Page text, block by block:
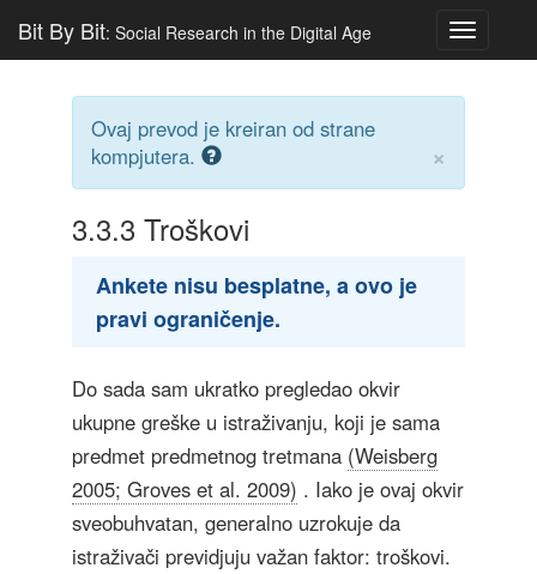
Toggle
Bit By Bit: Social Research in the Digital Age
Ovaj prevod je kreiran od strane
kompjutera.
×
3.3.3 Troškovi
Ankete nisu besplatne, a ovo je
pravi ograničenje.
Do sada sam ukratko pregledao okvir
ukupne greške u istraživanju, koji je sama
predmet predmetnog tretmana (Weisberg
2005; Groves et al. 2009) . Iako je ovaj okvir
sveobuhvatan, generalno uzrokuje da
istraživači previdjuju važan faktor: troškovi.